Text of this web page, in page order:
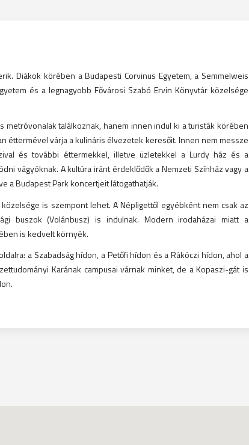
Diákok körében a Budapesti Corvinus Egyetem, a Semmelweis
és a legnagyobb Fővárosi Szabó Ervin Könyvtár közelsége
metróvonalak találkoznak, hanem innen indul ki a turisták körében
éttermével várja a kulináris élvezetek keresőit. Innen nem messze
és további éttermekkel, illetve üzletekkel a Lurdy ház és a
vágyóknak. A kultúra iránt érdeklődők a Nemzeti Színház vagy a
a Budapest Park koncertjeit látogathatják.
is szempont lehet. A Népligettől egyébként nem csak az
buszok (Volánbusz) is indulnak. Modern irodaházai miatt a
is kedvelt környék.
a Szabadság hídon, a Petőfi hídon és a Rákóczi hídon, ahol a
Karának campusai várnak minket, de a Kopaszi-gát is